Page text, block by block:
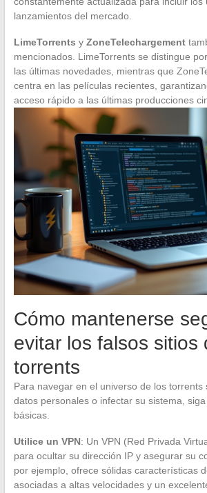
lanzamientos del mercado.
LimeTorrents y ZoneTelechargement
mencionados. LimeTorrents se distingue
las últimas novedades, mientras que
centra en las películas recientes,
acceso rápido a las últimas producciones
Cómo mantenerse
evitar los falsos sitios
torrents
Para navegar en el universo de los torrents
datos personales o infectar su sistema,
básicas.
Utilice un VPN: Un VPN (Red Privada
para ocultar su dirección IP y asegurar su
por ejemplo, ofrece sólidas características
asociadas a altas velocidades y un